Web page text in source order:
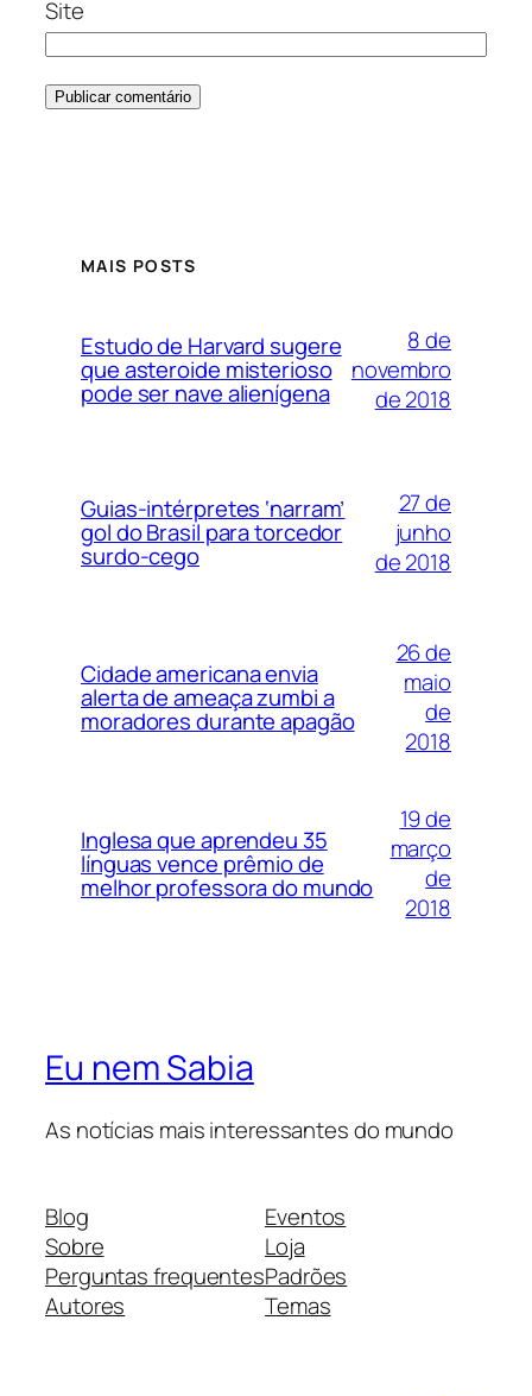
Site
MAIS POSTS
Estudo de Harvard sugere
que asteroide misterioso
pode ser nave alienígena
8 de
novembro
de 2018
Guias-intérpretes ‘narram’
gol do Brasil para torcedor
surdo-cego
27 de
junho
de 2018
Cidade americana envia
alerta de ameaça zumbi a
moradores durante apagão
26 de
maio
de
2018
Inglesa que aprendeu 35
línguas vence prêmio de
melhor professora do mundo
19 de
março
de
2018
Eu nem Sabia
As notícias mais interessantes do mundo
Blog
Sobre
Perguntas frequentes
Autores
Eventos
Loja
Padrões
Temas